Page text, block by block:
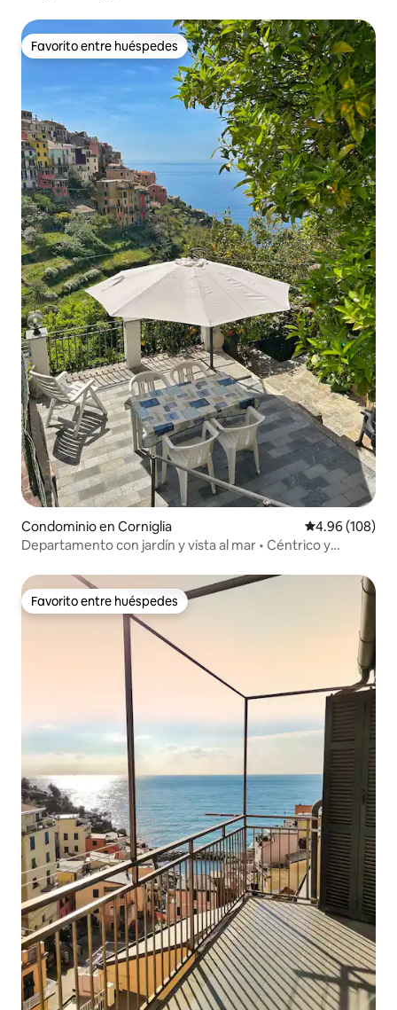
Favorito entre huéspedes
Favorito entre huéspedes
Condominio en Corniglia Calificación
4.96 (108)
Departamento con jardín y vista al mar • Céntrico y
Favorito entre huéspedes
Favorito entre huéspedes